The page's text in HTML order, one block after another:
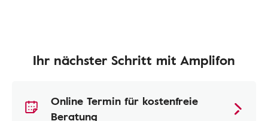
Ihr nächster Schritt mit Amplifon
Online Termin für kostenfreie
Beratung